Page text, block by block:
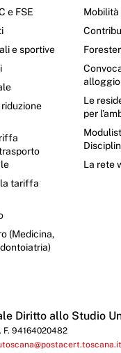
e FSE
e sportive
tariffa
(Medicina,
Mobilità
alloggio
Le
per
La rete
Diritto allo Studio
F. 94164020482